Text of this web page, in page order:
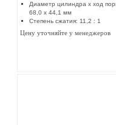
Диаметр цилиндра x ход
68,0 x 44,1 мм
Степень сжатия: 11,2 : 1
Цену уточняйте у менеджеров